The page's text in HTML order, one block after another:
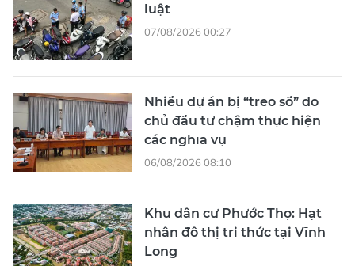
luật
07/08/2026 00:27
Nhiều dự án bị “treo sổ” do
chủ đầu tư chậm thực hiện
các nghĩa vụ
06/08/2026 08:10
Khu dân cư Phước Thọ: Hạt
nhân đô thị tri thức tại Vĩnh
Long